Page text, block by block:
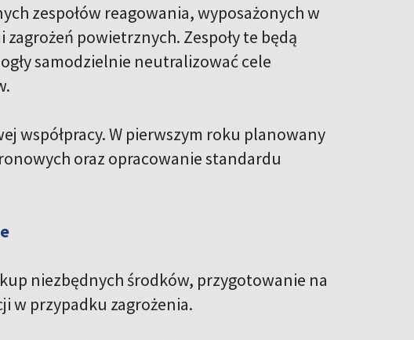
zespołów reagowania, wyposażonych w
powietrznych. Zespoły te będą
samodzielnie neutralizować cele
współpracy. W pierwszym roku planowany
oraz opracowanie standardu
niezbędnych środków, przygotowanie na
w przypadku zagrożenia.